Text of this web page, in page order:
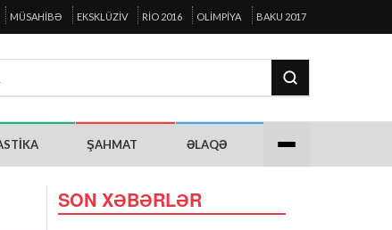
MÜSAHIBƏ EKSKLÜZIV RIO 2016 OLIMPIYA BAKU 2017
ŞAHMAT ƏLAQƏ
SON XƏBƏRLƏR